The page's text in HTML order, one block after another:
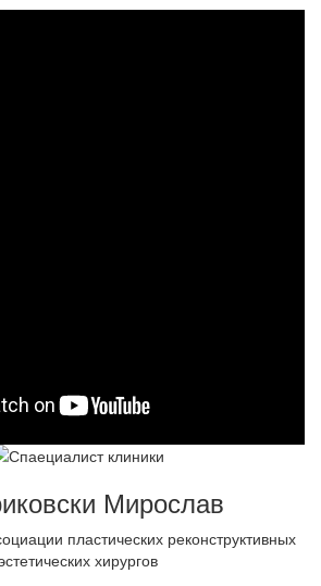
Мирослав
пластических реконструктивных
хирургов